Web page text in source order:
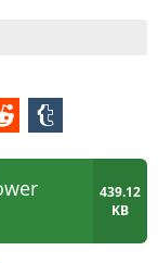
439.12
KB